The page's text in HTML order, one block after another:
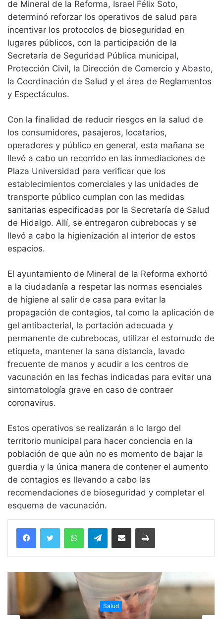
de Mineral de la Reforma, Israel Félix Soto,
determinó reforzar los operativos de salud para
incentivar los protocolos de bioseguridad en
lugares públicos, con la participación de la
Secretaría de Seguridad Pública municipal,
Protección Civil, la Dirección de Comercio y Abasto,
la Coordinación de Salud y el área de Reglamentos
y Espectáculos.
Con la finalidad de reducir riesgos en la salud de
los consumidores, pasajeros, locatarios,
operadores y público en general, esta mañana se
llevó a cabo un recorrido en las inmediaciones de
Plaza Universidad para verificar que los
establecimientos comerciales y las unidades de
transporte público cumplan con las medidas
sanitarias especificadas por la Secretaría de Salud
de Hidalgo. Allí, se entregaron cubrebocas y se
llevó a cabo la higienización al interior de estos
espacios.
El ayuntamiento de Mineral de la Reforma exhortó
a la ciudadanía a respetar las normas esenciales
de higiene al salir de casa para evitar la
propagación de contagios, tal como la aplicación de
gel antibacterial, la portación adecuada y
permanente de cubrebocas, utilizar el estornudo de
etiqueta, mantener la sana distancia, lavado
frecuente de manos y acudir a los centros de
vacunación en las fechas indicadas para evitar una
sintomatología grave en caso de contraer
coronavirus.
Estos operativos se realizarán a lo largo del
territorio municipal para hacer conciencia en la
población de que aún no es momento de bajar la
guardia y la única manera de contener el aumento
de contagios es llevando a cabo las
recomendaciones de bioseguridad y completar el
esquema de vacunación.
WhatsAppTelegramCompartir vía email Imprimir
Salud